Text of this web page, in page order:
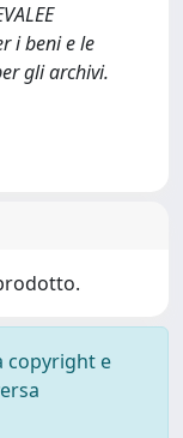
i beni e le
gli archivi.
copyright e